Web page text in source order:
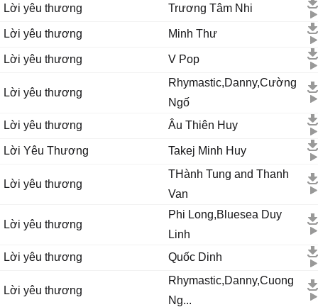
Lời yêu thương Trương Tâm Nhi
Lời yêu thương Minh Thư
Lời yêu thương V Pop
Lời yêu thương
Rhymastic,Danny,Cường
Ngố
Lời yêu thương
Âu Thiên Huy
Lời Yêu Thương Takej Minh Huy
Lời yêu thương
THành Tung and Thanh
Van
Lời yêu thương
Phi Long,Bluesea Duy
Linh
Lời yêu thương
Quốc Dinh
Lời yêu thương
Rhymastic,Danny,Cuong
Ng...